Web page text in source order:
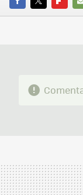
FACEBOOK
TWITTER